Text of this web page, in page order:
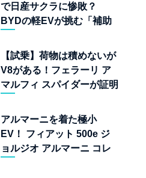
で日産サクラに惨敗？
BYDの軽EVが挑む「補助
界
【試乗】荷物は積めないが
V8がある！フェラーリ ア
マルフィ スパイダーが証明
ーの至福
アルマーニを着た極小
EV！ フィアット 500e ジ
ョルジオ アルマーニ コレ